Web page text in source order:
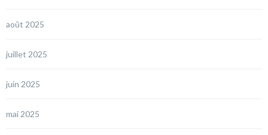
août 2025
juillet 2025
juin 2025
mai 2025